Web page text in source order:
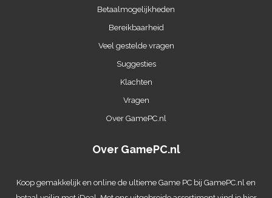
Betaalmogelijkheden
Bereikbaarheid
Veel gestelde vragen
Suggesties
Klachten
Vragen
Over GamePC.nl
Over GamePC.nl
Koop gemakkelijk en online de ultieme Game PC bij GamePC.nl en